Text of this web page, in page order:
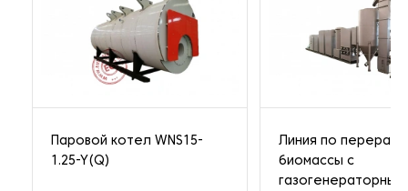
Паровой котел WNS15-
1.25-Y(Q)
Линия по
биомассы с